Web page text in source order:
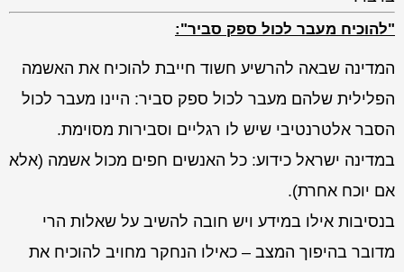
"להוכיח מעבר לכול ספק סביר":
המדינה שבאה להרשיע חשוד חייבת להוכיח את האשמה
הפלילית שלהם מעבר לכול ספק סביר: היינו מעבר לכול
הסבר אלטרנטיבי שיש לו רגליים וסבירות מסוימת.
במדינה ישראל כידוע: כל האנשים חפים מכול אשמה (אלא
אם יוכח אחרת).
בנסיבות אילו במידע ויש חובה להשיב על שאלות הרי
מדובר בהיפוך המצב – כאילו הנחקר מחויב להוכיח את